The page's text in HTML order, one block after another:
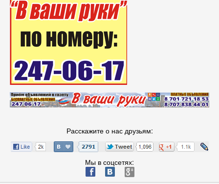
Расскажите о нас друзьям:
Мы в соцсетях:
ä æ è